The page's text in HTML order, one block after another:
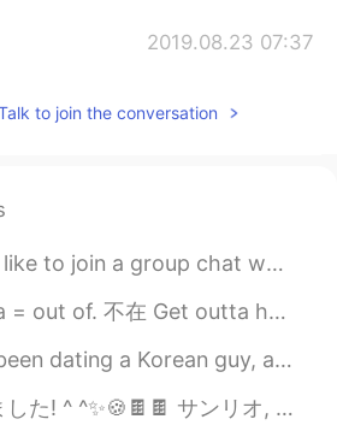
2019.08.23 07:37
와~~감사합니다 😊 🙏🏻
을 했다~~~ 주사를놓았 다
한테 주사를 놓았어요, 마음
무 무서워였
어요.
무 무서웠어요.
to join the conversation
where you can practice English with me and other native sp...
走 (严重的或者开玩笑的) Get outta town. 哇噻 真的吗 I'm outta here. 我走...
guy, and I'm finding I'm learning the language 5x faster this...
ポムプリン!! 💖💖 I tried to make Shaun the sheep, Sanrio and Pompompurin but...